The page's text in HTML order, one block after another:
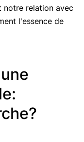
relation avec
l'essence de